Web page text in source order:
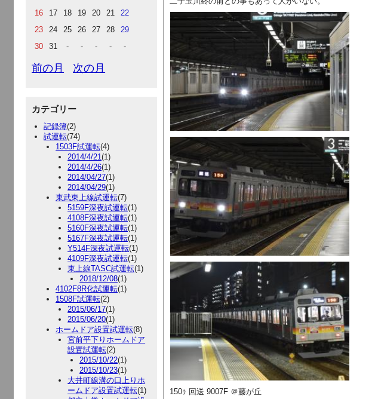
16
17 18 19 20 21
22
23
24 25 26 27 28
29
30
31 - - - - -
前の月 次の月
カテゴリー
記録簿(2)
試運転(74)
1503F試運転(4)
2014/4/21(1)
2014/4/26(1)
2014/04/27(1)
2014/04/29(1)
東武東上線試運転(7)
5159F深夜試運転(1)
4108F深夜試運転(1)
5160F深夜試運転(1)
5167F深夜試運転(1)
Y514F深夜試運転(1)
4109F深夜試運転(1)
東上線TASC試運転(1)
2018/12/08(1)
4102F8R化試運転(1)
1508F試運転(2)
2015/06/17(1)
2015/06/20(1)
ホームドア設置試運転(8)
宮前平下りホームドア
設置試運転(2)
2015/10/22(1)
2015/10/23(1)
大井町線溝の口上りホ
ームドア設置試運転(1)
150ｩ 回送 9007F ＠藤が丘